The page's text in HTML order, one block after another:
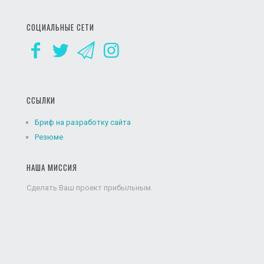
СОЦИАЛЬНЫЕ СЕТИ
ССЫЛКИ
Бриф на разработку сайта
Резюме
НАША МИССИЯ
Сделать Ваш проект прибыльным.